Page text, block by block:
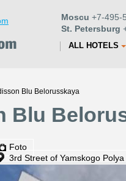
Moscu +7-495-
St. Petersburg
ALL HOTELS
Blu Belorusskaya
Blu
Foto
3rd Street of Yamskogo Polya